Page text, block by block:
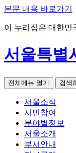
본문 내용 바로가기
이 누리집은 대한민
서울특별
전체메뉴 열기 검색
서울소식
시민참여
분야별정보
서울소개
부서안내